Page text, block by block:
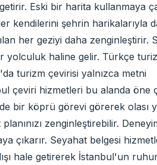
Eski bir harita kullanmaya
kendilerini şehrin harikalarıyla
her geziyi daha zenginleştirir.
yolculuk haline gelir. Türkçe
turizm çevirisi yalnızca metni
çeviri hizmetleri bu alanda öne
bir köprü görevi görerek olası
zenginleştirebilir.
çıkarır. Seyahat belgesi
hale getirerek İstanbul'un